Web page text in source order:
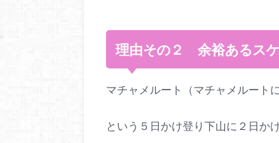
理由その２ 余裕あるス
マチャメルート（マチャメルート
という５日かけ登り下山に２日か